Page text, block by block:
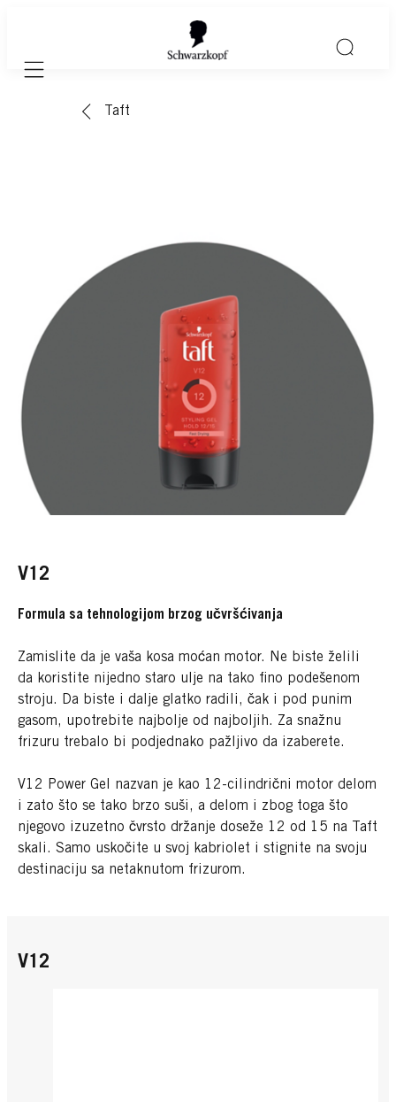
Mobile navigation
Taft
V12
Formula sa tehnologijom brzog učvršćivanja
Zamislite da je vaša kosa moćan motor. Ne biste želili
da koristite nijedno staro ulje na tako fino podešenom
stroju. Da biste i dalje glatko radili, čak i pod punim
gasom, upotrebite najbolje od najboljih. Za snažnu
frizuru trebalo bi podjednako pažljivo da izaberete.
V12 Power Gel nazvan je kao 12-cilindrični motor delom
i zato što se tako brzo suši, a delom i zbog toga što
njegovo izuzetno čvrsto držanje doseže 12 od 15 na Taft
skali. Samo uskočite u svoj kabriolet i stignite na svoju
destinaciju sa netaknutom frizurom.
V12